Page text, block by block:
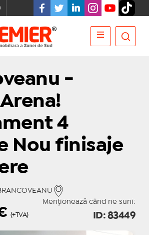
-
4
Nou finisaje
Menționează când ne suni:
(+TVA) ID: 83449